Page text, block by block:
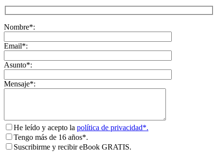
Nombre*:
Email*:
Asunto*:
Mensaje*:
He leído y acepto la política de privacidad*.
Tengo más de 16 años*.
Suscribirme y recibir eBook GRATIS.